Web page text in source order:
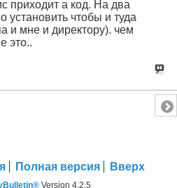
приходит а код. На два
установить чтобы и туда
и мне и директору). чем
это..
Полная версия Вверх
Version 4.2.5